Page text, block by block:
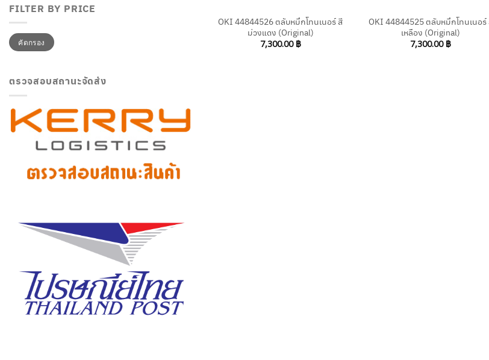
FILTER BY PRICE
ราคา
ต่ำ
สุด
ราคา
สูงสุดคัดกรอง
ตรวจสอบสถานะจัดส่ง
OKI 44844526 ตลับหมึกโทนเนอร์ สี
ม่วงแดง (Original)
7,300.00 ฿
OKI 44844525 ตลับหมึกโทนเนอร์
เหลือง (Original)
7,300.00 ฿